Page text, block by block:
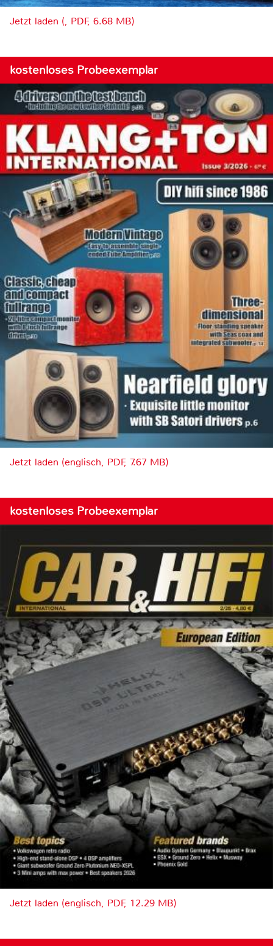
Jetzt laden (, PDF, 6.68 MB)
kostenloses Probeexemplar
Jetzt laden (englisch, PDF, 7.67 MB)
kostenloses Probeexemplar
Jetzt laden (englisch, PDF, 12.29 MB)